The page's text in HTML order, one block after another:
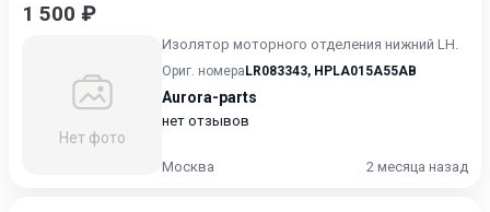
1 500 ₽
Нет фото
Изолятор моторного отделения нижний LH.
Ориг. номера LR083343, HPLA015A55AB
Aurora-parts
нет отзывов
Москва 2 месяца назад